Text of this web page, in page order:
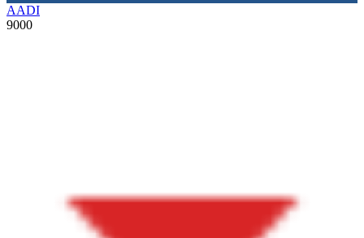
AADI
9000